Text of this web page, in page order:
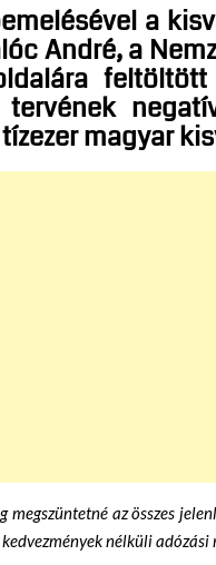
a
André, a
magyar
megszüntetné az összes
nélküli